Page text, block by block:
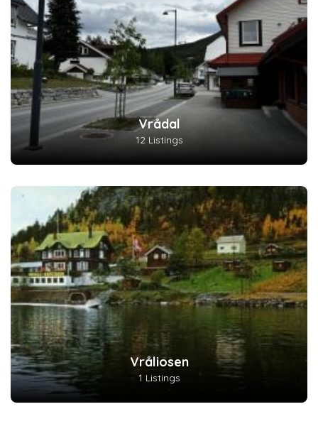
Vrådal
12 Listings
Vråliosen
1 Listings